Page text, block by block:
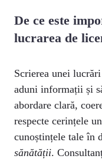
De ce este
lucrarea de
Scrierea unei
aduni informații și
abordare clară,
respecte cerințele
cunoștințele tale în
sănătății.